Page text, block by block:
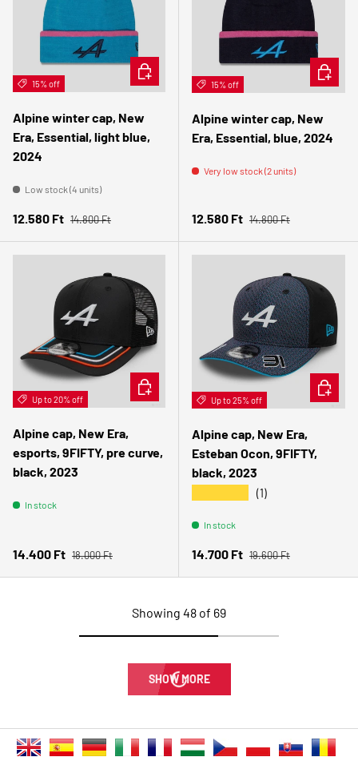
15% off
Alpine winter cap, New
Era, Essential, light blue,
2024
Low stock (4 units)
Sale price
12.580 Ft Regular price
14.800 Ft
ADD TO CART
15% off
Alpine winter cap, New
Era, Essential, blue, 2024
Very low stock (2 units)
Sale price
12.580 Ft Regular price
14.800 Ft
ADD TO
Up to 20% off
Alpine cap, New Era,
esports, 9FIFTY, pre curve,
black, 2023
In stock
Sale price
14.400 Ft Regular price
18.000 Ft
CHOOSE OPTIONS
Up to 25% off
Alpine cap, New Era,
Esteban Ocon, 9FIFTY,
black, 2023
(1)
In stock
Sale price
14.700 Ft Regular price
19.600 Ft
Showing 48 of 69
SHOW MORE